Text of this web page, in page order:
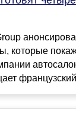
которые